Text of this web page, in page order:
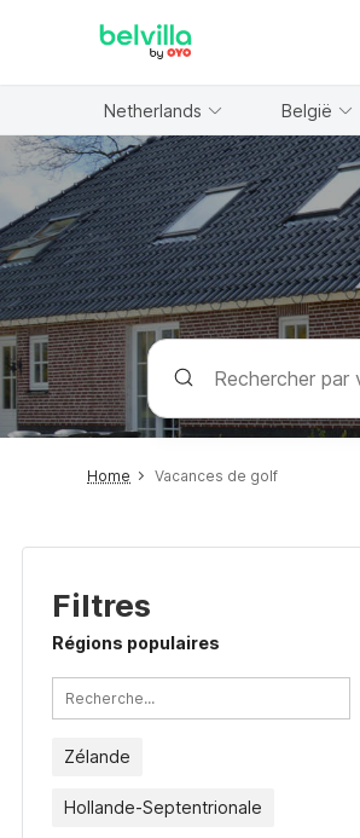
Netherlands België
Home Vacances de golf
Filtres
Régions populaires
Zélande
Hollande-Septentrionale